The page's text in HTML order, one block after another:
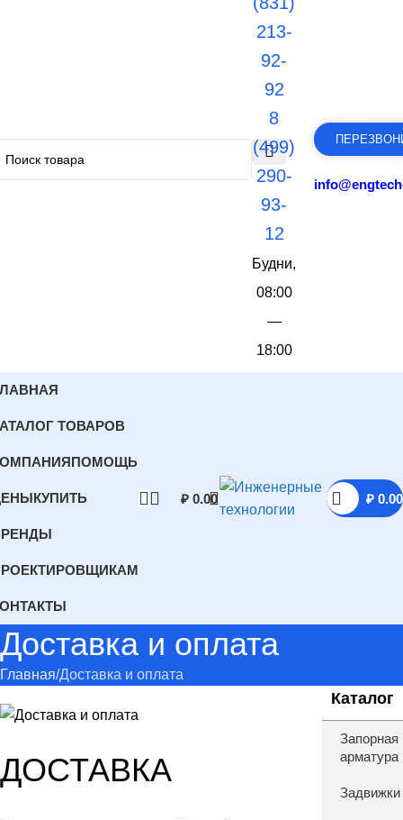
213-
92-
92
8
(499)
290-
93-
12
Будни,
08:00
—
18:00
ТОВАРОВ
ПОМОЩЬ
КУПИТЬ ₽ 0.00 ₽ 0.00
Доставка и оплата
Главная Доставка и оплата
ДОСТАВКА
Каталог
Запорная
арматура
Задвижки